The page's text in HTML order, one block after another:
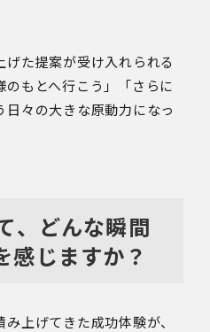
た提案が受け入れられる
もとへ行こう」「さらに
々の大きな原動力になっ
、どんな瞬間
感じますか？
上げてきた成功体験が、